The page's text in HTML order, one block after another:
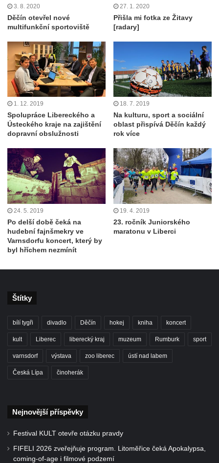
3. 8. 2020
Děčín otevřel nové
multifunkční sportoviště
27. 1. 2020
Přišla mi fotka ze Žitavy
[radary]
1. 12. 2019
Spolupráce Libereckého a
Ústeckého kraje na zajištění
dopravní obslužnosti
18. 7. 2019
Na kulturu, sport a sociální
oblast přispívá Děčín každý
rok více
24. 5. 2019
Po delší době čeká na
hudební fajnšmekry ve
Varnsdorfu koncert, který by
byl hříchem nezmínít
19. 4. 2019
23. ročník Juniorského
maratonu v Liberci
Štítky
bílí tygři divadlo Děčín hokej kniha koncert
kult Liberec liberecký kraj muzeum Rumburk sport
varnsdorf výstava zoo liberec ústí nad labem
Česká Lípa činoherák
Nejnovější příspěvky
Festival KULT otevře otázku pravdy
FIFELI 2026 zveřejňuje program. Litoměřice čeká Apokalypsa,
coming-of-age i filmové podzemí